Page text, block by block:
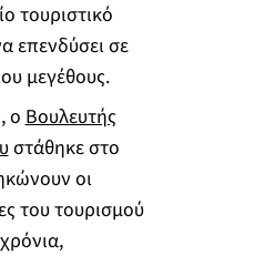
τουριστικό
επενδύσει σε
μεγέθους.
ο Βουλευτής
στάθηκε στο
οι
του τουρισμού